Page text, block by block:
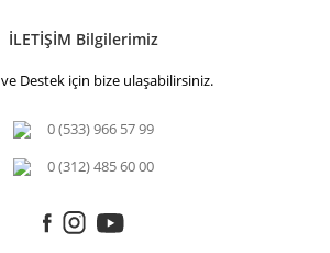
İLETİŞİM Bilgilerimiz
Destek için bize ulaşabilirsiniz.
0 (533) 966 57 99
0 (312) 485 60 00